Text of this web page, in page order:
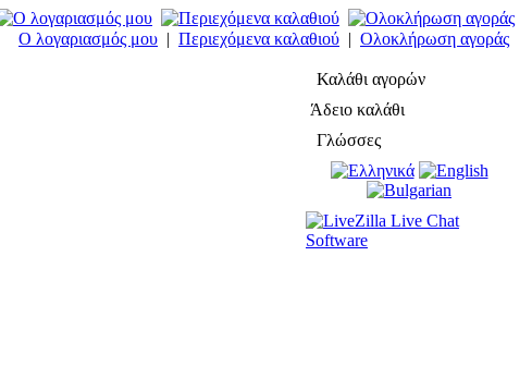
Ο λογαριασμός μου | Περιεχόμενα καλαθιού | Ολοκλήρωση αγοράς
Καλάθι αγορών
Άδειο καλάθι
Γλώσσες